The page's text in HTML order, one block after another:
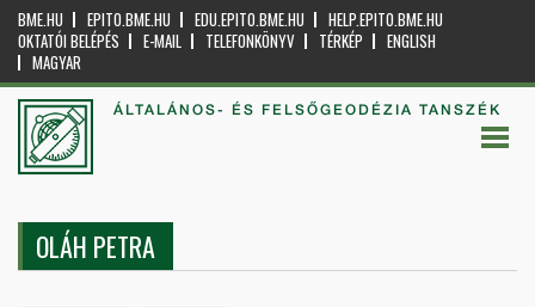
BME.HU EPITO.BME.HU EDU.EPITO.BME.HU
HELP.EPITO.BME.HU
OKTATÓI BELÉPÉS
E-MAIL TELEFONKÖNYV TÉRKÉP
ENGLISH
MAGYAR
ÁLTALÁNOS- ÉS FELSŐGEODÉZIA TANSZÉK
OLÁH PETRA